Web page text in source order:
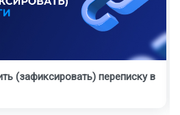
(зафиксировать) переписку в